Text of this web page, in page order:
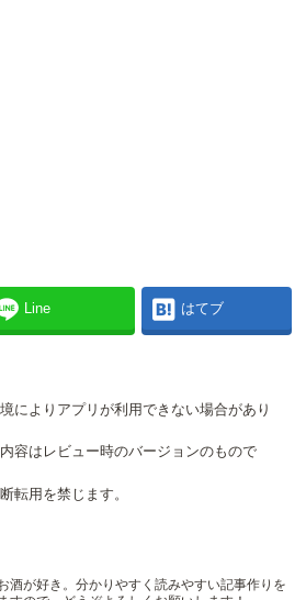
Line はてブ
によりアプリが利用できない場合があり
容はレビュー時のバージョンのもので
転用を禁じます。
酒が好き。分かりやすく読みやすい記事作りを